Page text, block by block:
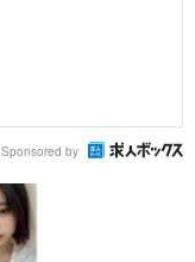
Sponsored by